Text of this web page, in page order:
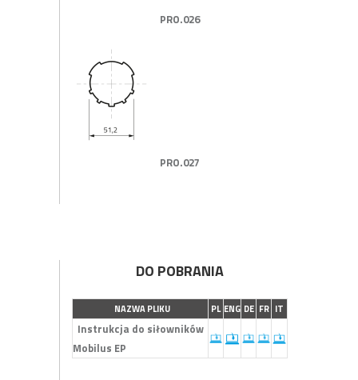
PRO.026
PRO.027
DO POBRANIA
NAZWA PLIKU PL ENG DE FR IT
Instrukcja do siłowników
Mobilus EP